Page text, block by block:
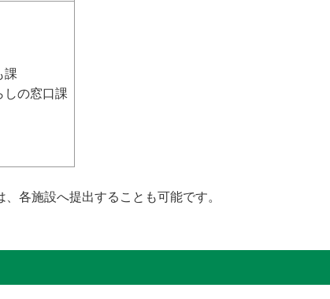
課
しの窓口課
各施設へ提出することも可能です。